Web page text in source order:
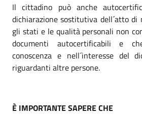
Il cittadino può anche
dichiarazione sostitutiva dell´atto
gli stati e le qualità personali non
documenti autocertificabili e
conoscenza e nell´interesse del
riguardanti altre persone.
È IMPORTANTE SAPERE CHE